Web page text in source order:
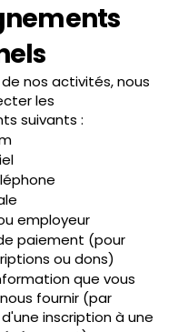
nos activités, nous
les
suivants :
employeur
paiement (pour
ou dons)
que vous
fournir (par
inscription à une